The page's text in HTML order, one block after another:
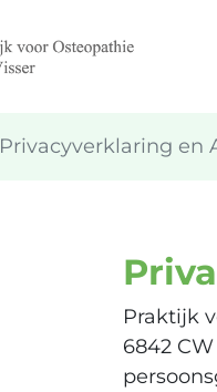
Privacyverklaring en
Praktijk
6842